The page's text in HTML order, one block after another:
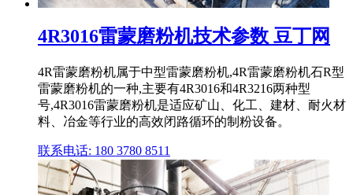
4R3016雷蒙磨粉机技术参数 豆丁网
4R雷蒙磨粉机属于中型雷蒙磨粉机,4R雷蒙磨粉机石R型
雷蒙磨粉机的一种,主要有4R3016和4R3216两种型
号,4R3016雷蒙磨粉机是适应矿山、化工、建材、耐火材
料、冶金等行业的高效闭路循环的制粉设备。
联系电话: 180 3780 8511